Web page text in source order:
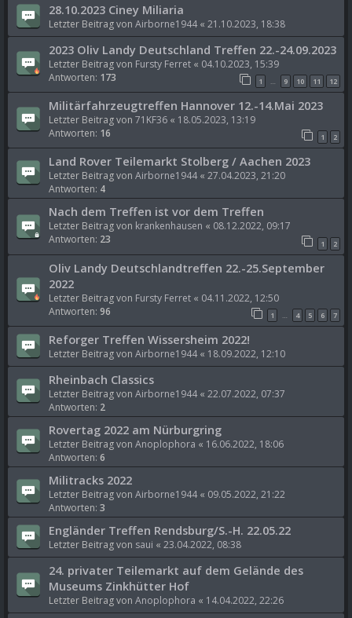
28.10.2023 Ciney Miliaria
Letzter Beitrag von Airborne1944 « 21.10.2023, 18:38
2023 Oliv Landy Deutschland Treffen 22.-24.09.2023
Letzter Beitrag von Fursty Ferret « 04.10.2023, 15:39
Antworten: 173 1 … 9 10 11 12
Militärfahrzeugtreffen Hannover 12.-14.Mai 2023
Letzter Beitrag von 71KF36 « 18.05.2023, 13:19
Antworten: 16 1 2
Land Rover Teilemarkt Stolberg / Aachen 2023
Letzter Beitrag von Airborne1944 « 27.04.2023, 21:20
Antworten: 4
Nach dem Treffen ist vor dem Treffen
Letzter Beitrag von krankenhausen « 08.12.2022, 09:17
Antworten: 23 1 2
Oliv Landy Deutschlandtreffen 22.-25.September
2022
Letzter Beitrag von Fursty Ferret « 04.11.2022, 12:50
Antworten: 96 1 … 4 5 6 7
Reforger Treffen Wissersheim 2022!
Letzter Beitrag von Airborne1944 « 18.09.2022, 12:10
Rheinbach Classics
Letzter Beitrag von Airborne1944 « 22.07.2022, 07:37
Antworten: 2
Rovertag 2022 am Nürburgring
Letzter Beitrag von Anoplophora « 16.06.2022, 18:06
Antworten: 6
Militracks 2022
Letzter Beitrag von Airborne1944 « 09.05.2022, 21:22
Antworten: 3
Engländer Treffen Rendsburg/S.-H. 22.05.22
Letzter Beitrag von saui « 23.04.2022, 08:38
24. privater Teilemarkt auf dem Gelände des
Museums Zinkhütter Hof
Letzter Beitrag von Anoplophora « 14.04.2022, 22:26